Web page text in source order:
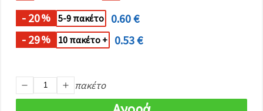
ιστότοπο!
καθορίστε
επιλέγοντας
δεδομένο
- 20% 5-9 πακέτο
0.60 €
- 29% 10 πακέτο + 0.53 €
πακέτο